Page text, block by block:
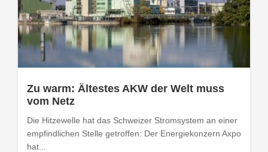
Zu warm: Ältestes AKW der Welt muss
vom Netz
Die Hitzewelle hat das Schweizer Stromsystem an einer
empfindlichen Stelle getroffen: Der Energiekonzern Axpo
hat...